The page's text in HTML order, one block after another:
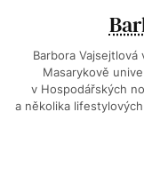
Barbora
Masarykově
v Hospodářských
a několika